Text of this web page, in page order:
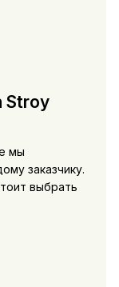
Stroy
мы
заказчику.
выбрать